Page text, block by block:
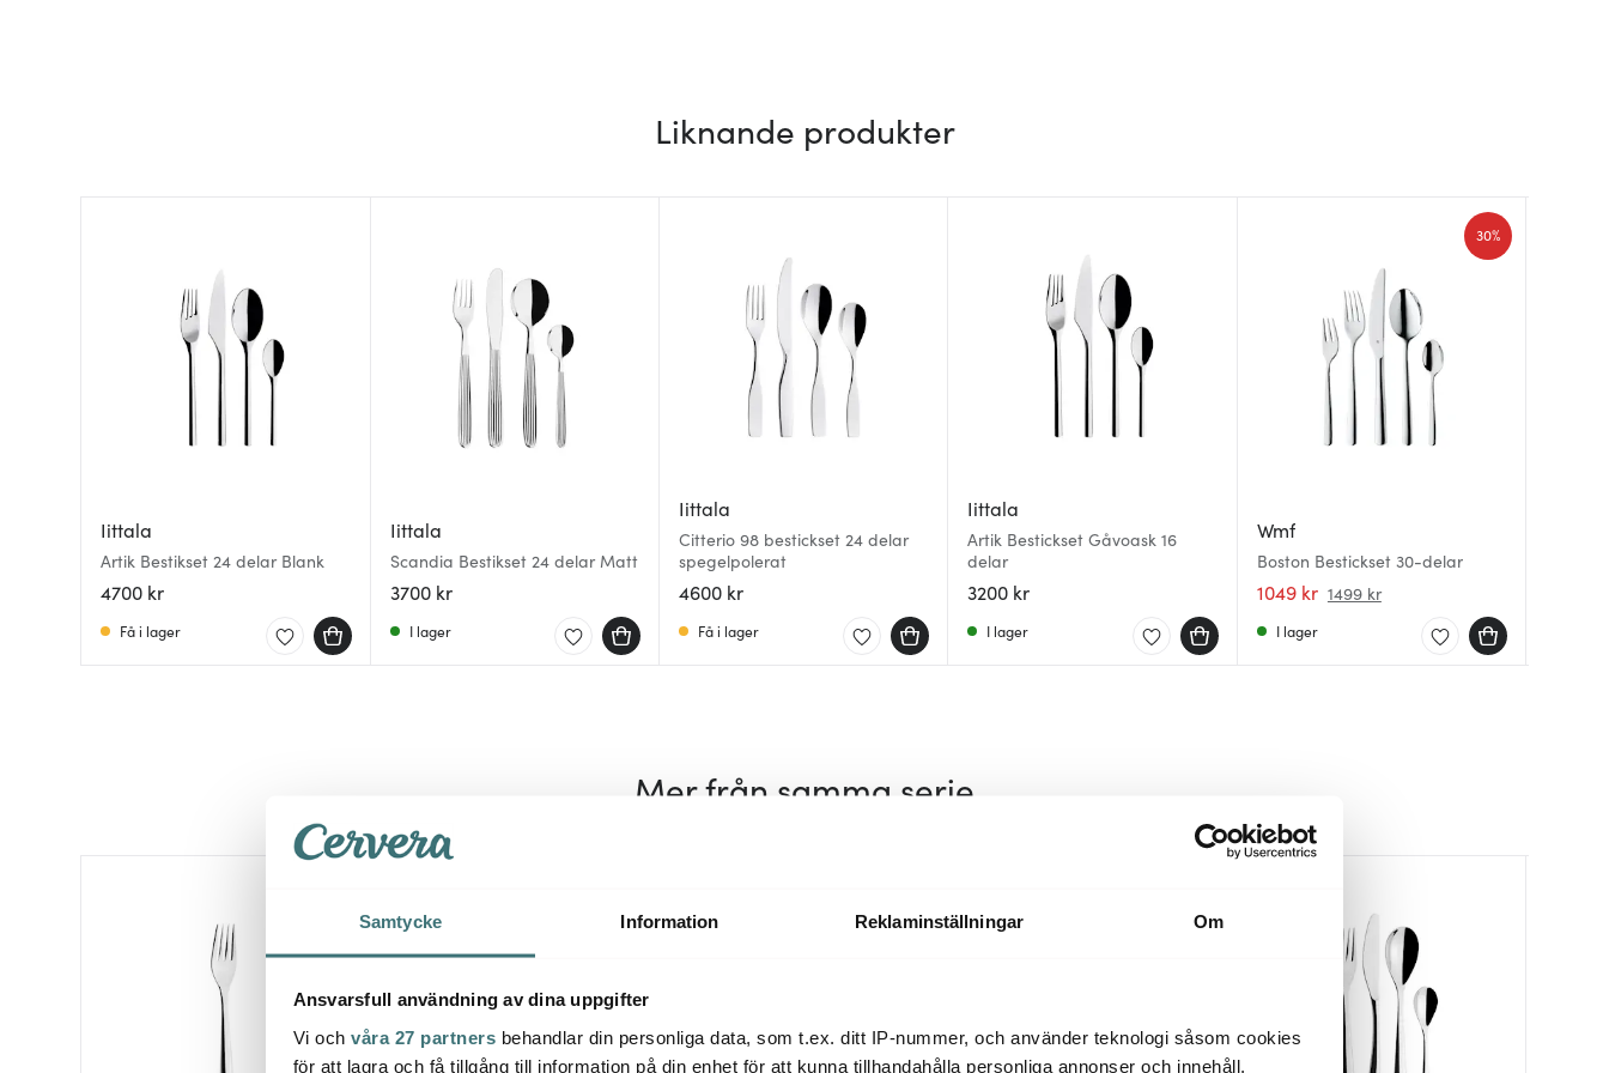
Samtycke Information Reklaminställningar Om
Ansvarsfull användning av dina uppgifter
Vi och våra 27 partners behandlar din personliga data, som t.ex. ditt IP-nummer, och använder teknologi såsom cookies
för att lagra och få tillgång till information på din enhet för att kunna tillhandahålla personliga annonser och innehåll,
Liknande produkter
Iittala
Artik Bestikset 24 delar Blank
4700 kr
Få i lager
Iittala
Scandia Bestikset 24 delar Matt
3700 kr
I lager
Iittala
Citterio 98 bestickset 24 delar
spegelpolerat
4600 kr
Få i lager
Iittala
Artik Bestickset Gåvoask 16
delar
3200 kr
I lager
Wmf
Boston Bestickset 30-delar
1049 kr 1499 kr
30%
I lager
Mer från samma serie